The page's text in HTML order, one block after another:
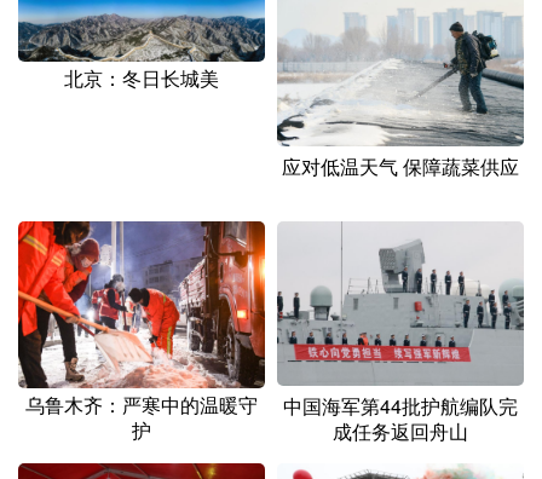
北京：冬日长城美
应对低温天气 保障蔬菜供应
乌鲁木齐：严寒中的温暖守
护
中国海军第44批护航编队完
成任务返回舟山